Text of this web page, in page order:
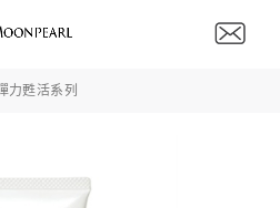
力甦活系列